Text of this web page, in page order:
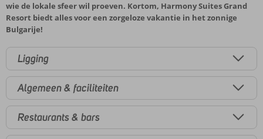
wie de lokale sfeer wil proeven. Kortom, Harmony Suites Grand
Resort biedt alles voor een zorgeloze vakantie in het zonnige
Bulgarije!
Ligging
Algemeen & faciliteiten
Restaurants & bars